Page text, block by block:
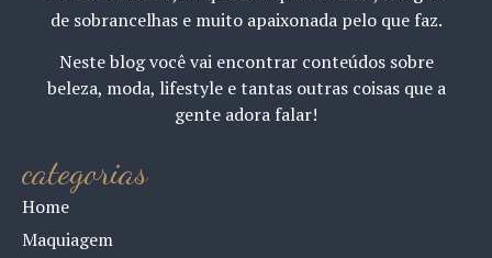
de sobrancelhas e muito apaixonada pelo que faz.
Neste blog você vai encontrar conteúdos sobre
beleza, moda, lifestyle e tantas outras coisas que a
gente adora falar!
categorias
Home
Maquiagem